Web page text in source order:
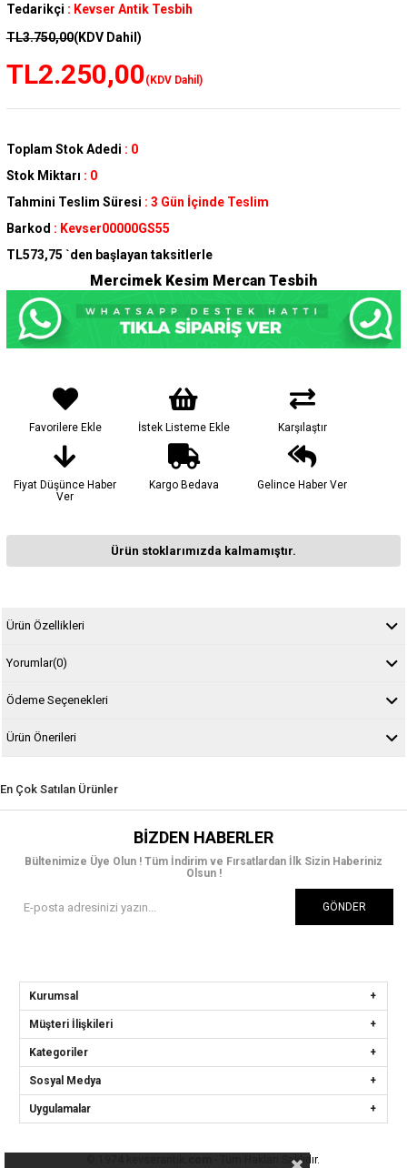
Tedarikçi : Kevser Antik Tesbih
TL3.750,00(KDV Dahil)
TL2.250,00(KDV Dahil)
Toplam Stok Adedi : 0
Stok Miktarı : 0
Tahmini Teslim Süresi : 3 Gün İçinde Teslim
Barkod : Kevser00000GS55
TL573,75 `den başlayan taksitlerle
Mercimek Kesim Mercan Tesbih
Favorilere Ekle İstek Listeme Ekle Karşılaştır
Fiyat Düşünce Haber
Ver
Kargo Bedava Gelince Haber Ver
Ürün stoklarımızda kalmamıştır.
Ürün Özellikleri
Yorumlar(0)
Ödeme Seçenekleri
Ürün Önerileri
En Çok Satılan Ürünler
BIZDEN HABERLER
Bültenimize Üye Olun ! Tüm İndirim ve Fırsatlardan İlk Sizin Haberiniz
Olsun !
GÖNDER
Kurumsal
Müşteri İlişkileri
Kategoriler
Sosyal Medya
Uygulamalar
- Tüm Hakları Saklıdır.